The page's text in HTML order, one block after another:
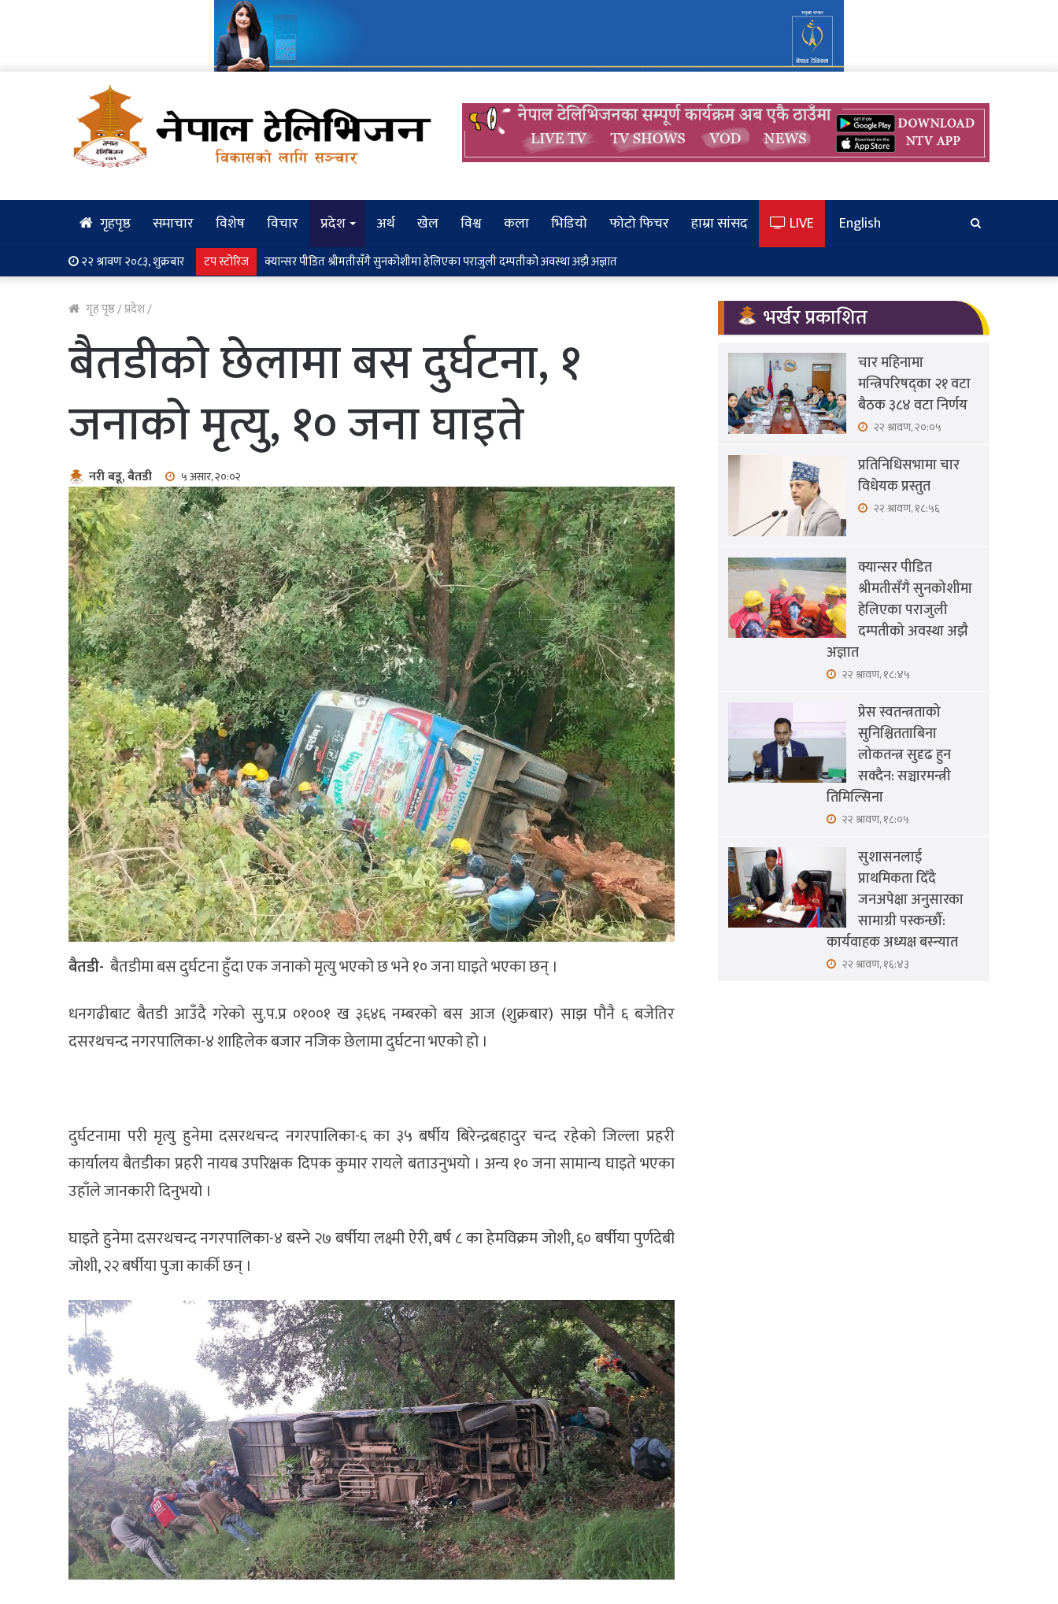
गृहपृष्ठ समाचार विशेष विचार प्रदेश अर्थ खेल विश्व कला भिडियो फोटो फिचर हाम्रा सांसद LIVE English
२२ श्रावण २०८३, शुक्रबार टप स्टोरिज प्रेस स्वतन्त्रताको सुनिश्चितताबिना लोकतन्त्र सुदृढ हुन सक्दैन: सञ्चारमन्त्री तिमिल्सिना
गृह पृष्ठ/प्रदेश/
बैतडीको छेलामा बस दुर्घटना, १
जनाको मृत्यु, १० जना घाइते
नरी बडू, बैतडी ५ असार, २०:०२
बैतडी- बैतडीमा बस दुर्घटना हुँदा एक जनाको मृत्यु भएको छ भने १० जना घाइते भएका छन् ।
धनगढीबाट बैतडी आउँदै गरेको सु.प.प्र ०१००१ ख ३६४६ नम्बरको बस आज (शुक्रबार) साझ पौनै ६ बजेतिर
दसरथचन्द नगरपालिका-४ शाहिलेक बजार नजिक छेलामा दुर्घटना भएको हो ।
दुर्घटनामा परी मृत्यु हुनेमा दसरथचन्द नगरपालिका-६ का ३५ बर्षीय बिरेन्द्रबहादुर चन्द रहेको जिल्ला प्रहरी
कार्यालय बैतडीका प्रहरी नायब उपरिक्षक दिपक कुमार रायले बताउनुभयो । अन्य १० जना सामान्य घाइते भएका
उहाँले जानकारी दिनुभयो ।
घाइते हुनेमा दसरथचन्द नगरपालिका-४ बस्ने २७ बर्षीया लक्ष्मी ऐरी, बर्ष ८ का हेमविक्रम जोशी, ६० बर्षीया पुर्णदेबी
जोशी, २२ बर्षीया पुजा कार्की छन् ।
भर्खर प्रकाशित
चार महिनामा
मन्त्रिपरिषद्का २१ वटा
बैठक ३८४ वटा निर्णय
२२ श्रावण, २०:०५
प्रतिनिधिसभामा चार
विधेयक प्रस्तुत
२२ श्रावण, १८:५६
क्यान्सर पीडित
श्रीमतीसँगै सुनकोशीमा
हेलिएका पराजुली
दम्पतीको अवस्था अझै
अज्ञात
२२ श्रावण, १८:४५
प्रेस स्वतन्त्रताको
सुनिश्चितताबिना
लोकतन्त्र सुदृढ हुन
सक्दैन: सञ्चारमन्त्री
तिमिल्सिना
२२ श्रावण, १८:०५
सुशासनलाई
प्राथमिकता दिँदै
जनअपेक्षा अनुसारका
सामाग्री पस्कन्छौँ:
कार्यवाहक अध्यक्ष बस्न्यात
२२ श्रावण, १६:४३